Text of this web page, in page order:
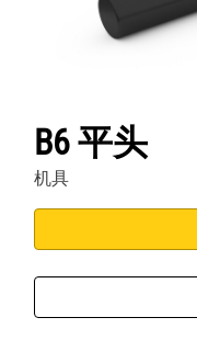
B6 平头
机具